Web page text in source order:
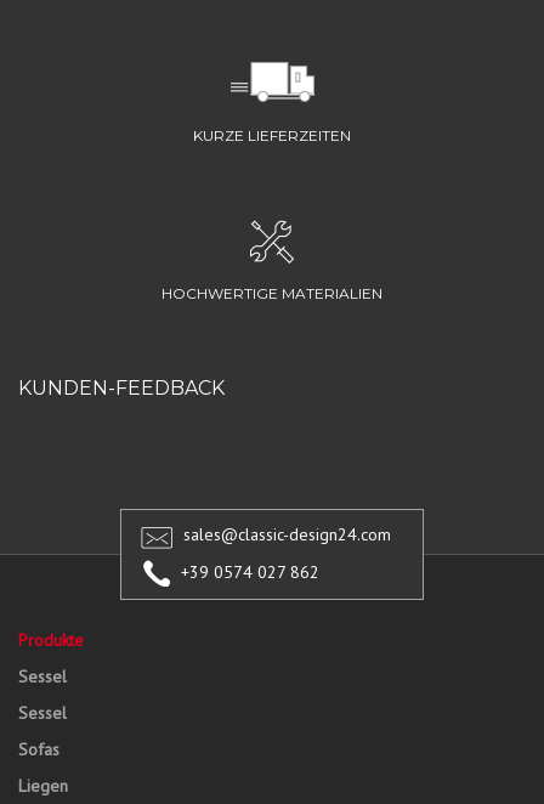
KURZE LIEFERZEITEN
HOCHWERTIGE MATERIALIEN
KUNDEN-FEEDBACK
sales@classic-design24.com
+39 0574 027 862
Produkte
Sessel
Sessel
Sofas
Liegen